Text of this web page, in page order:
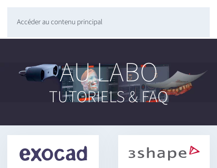
Accéder au contenu principal
AU LABO
TUTORIELS & FAQ